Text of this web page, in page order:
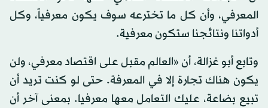
المعرفي، وأن كل ما تخترعه سوف يكون معرفياً، وكل
أدواتنا ونتائجنا ستكون معرفية.
وتابع أبو غزالة، أن «العالم مقبل على اقتصاد معرفي، ولن
يكون هناك تجارة إلا في المعرفة. حتى لو كنت تريد أن
تبيع بضاعة، عليك التعامل معها معرفيا. بمعنى آخر أن